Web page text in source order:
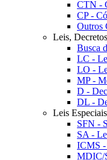
CTN -
CP -
Outros
Leis,
Busca
LC -
LO -
MP -
D -
DL -
Leis Especiais
SFN -
SA -
ICMS
MDIC/